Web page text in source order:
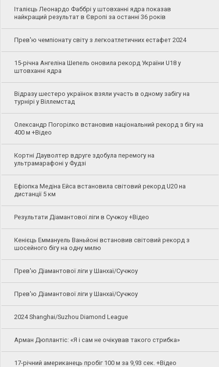
Італієць Леонардо Фаббрі у штовханні ядра показав
найкращий результат в Європі за останні 36 років
Прев'ю чемпіонату світу з легкоатлетичних естафет 2024
15-річна Ангеліна Шепель оновила рекорд України U18 у
штовханні ядра
Відразу шестеро українок взяли участь в одному забігу на
турнірі у Віллемстад
Олександр Погорілко встановив національний рекорд з бігу на
400 м +Відео
Кортні Дауволтер вдруге здобула перемогу на
ультрамарафоні у Фудзі
Ефіопка Медіна Ейса встановила світовий рекорд U20 на
дистанції 5 км
Результати Діамантової ліги в Сучжоу +Відео
Кенієць Еммануель Ваньйоні встановив світовий рекорд з
шосейного бігу на одну милю
Прев'ю Діамантової ліги у Шанхаї/Сучжоу
Прев'ю Діамантової ліги у Шанхаї/Сучжоу
2024 Shanghai/Suzhou Diamond League
Арман Дюплантіс: «Я і сам не очікував такого стрибка»
17-річний американець пробіг 100 м за 9,93 сек. +Відео